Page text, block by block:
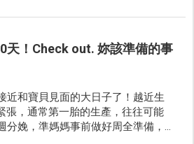
天！Check out. 妳該準備的事
近和寶貝見面的大日子了！越近生
張，通常第一胎的生產，往往可能
分娩，準媽媽事前做好周全準備，